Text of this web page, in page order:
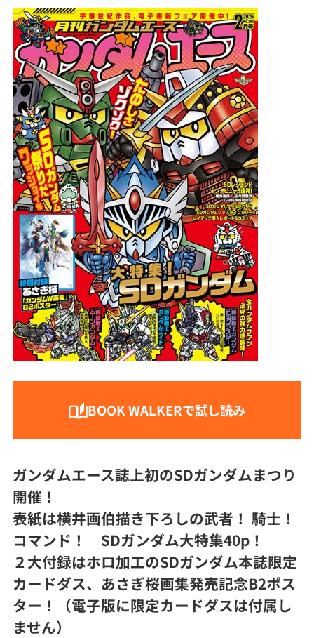
BOOK WALKERで試し読み
ガンダムエース誌上初のSDガンダムまつり
開催！
表紙は横井画伯描き下ろしの武者！ 騎士！
コマンド！ SDガンダム大特集40p！
２大付録はホロ加工のSDガンダム本誌限定
カードダス、あさぎ桜画集発売記念B2ポス
ター！（電子版に限定カードダスは付属し
ません）